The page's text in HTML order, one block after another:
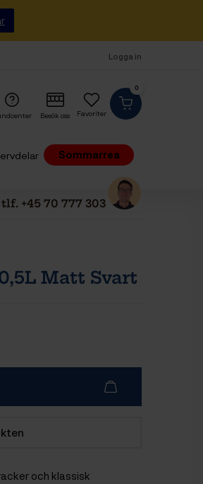
Logga in
0
Favoriter
Besök oss
Sommarrea
tlf. +45 70 777 303
Matt Svart
och klassisk